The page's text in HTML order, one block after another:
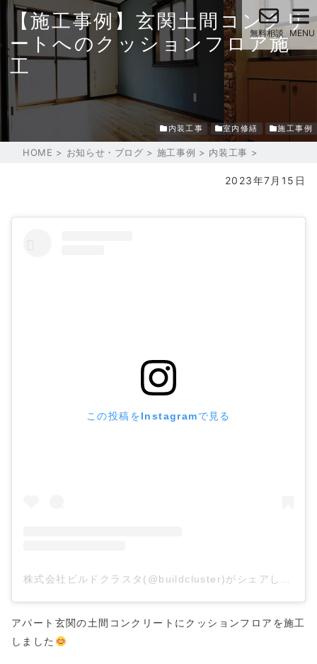
内装工事 室内修繕 施工事例
【施工事例】玄関土間コンクリ
ートへのクッションフロア施
工
HOME > お知らせ・ブログ > 施工事例 > 内装工事 >
2023年7月15日
この投稿をInstagramで見る
アパート玄関の土間コンクリートにクッションフロアを施工
しました